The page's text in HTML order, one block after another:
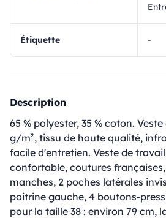
Étiquette -
Description
65 % polyester, 35 % coton.
g/m², tissu de haute qualité,
facile d'entretien. Veste de
confortable, coutures françaises,
manches, 2 poches latérales
poitrine gauche, 4 boutons-
pour la taille 38 : environ 79 cm,